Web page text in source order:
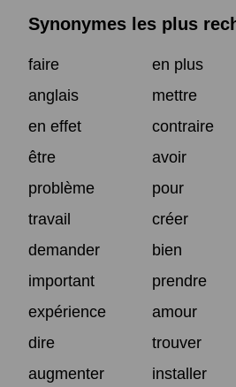
Synonymes les plus
faire
en plus
anglais
mettre
en effet
contraire
être
avoir
problème
pour
travail
créer
demander
bien
important
prendre
expérience
amour
dire
trouver
augmenter
installer